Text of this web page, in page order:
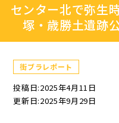
センター北で弥生
塚・歳勝土遺跡
街ブラレポート
投稿日:2025年4月11日
更新日:2025年9月29日